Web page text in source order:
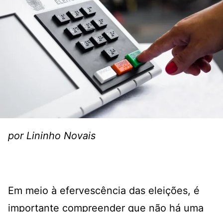
por Lininho Novais
Em meio à efervescência das eleições, é
importante compreender que não há uma